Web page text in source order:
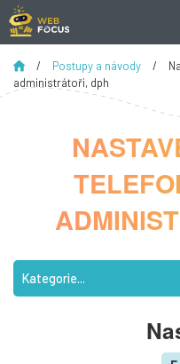
/ Postupy a návody /
administrátoři, dph
Kategorie...